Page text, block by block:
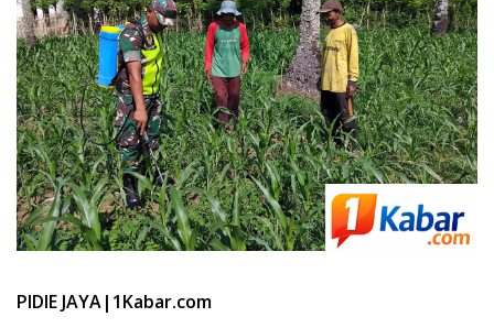
PIDIE JAYA|1Kabar.com